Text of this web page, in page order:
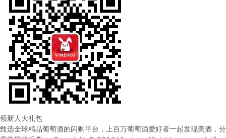
领新人大礼包
甄选全球精品葡萄酒的闪购平台，上百万葡萄酒爱好者一起发现美酒，分